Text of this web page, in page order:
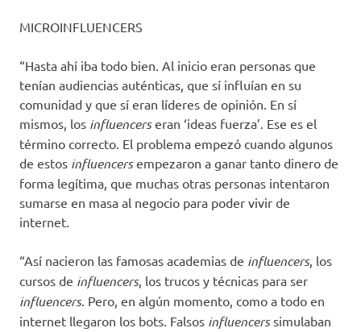
MICROINFLUENCERS
“Hasta ahí iba todo bien. Al inicio eran personas que
tenían audiencias auténticas, que sí influían en su
comunidad y que sí eran líderes de opinión. En sí
mismos, los influencerseran ‘ideas fuerza’. Ese es el
término correcto. El problema empezó cuando algunos
de estos influencersempezaron a ganar tanto dinero de
forma legítima, que muchas otras personas intentaron
sumarse en masa al negocio para poder vivir de
internet.
“Así nacieron las famosas academias de influencers, los
cursos de influencers, los trucos y técnicas para ser
influencers. Pero, en algún momento, como a todo en
internet llegaron los bots. Falsos influencerssimulaban